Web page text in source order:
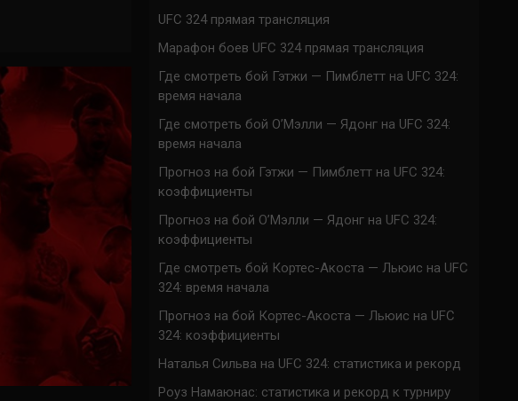
UFC 324 прямая трансляция
Марафон боев UFC 324 прямая трансляция
Где смотреть бой Гэтжи — Пимблетт на UFC 324:
время начала
Где смотреть бой О’Мэлли — Ядонг на UFC 324:
время начала
Прогноз на бой Гэтжи — Пимблетт на UFC 324:
коэффициенты
Прогноз на бой О’Мэлли — Ядонг на UFC 324:
коэффициенты
Где смотреть бой Кортес-Акоста — Льюис на UFC
324: время начала
Прогноз на бой Кортес-Акоста — Льюис на UFC
324: коэффициенты
Наталья Сильва на UFC 324: статистика и рекорд
Роуз Намаюнас: статистика и рекорд к турниру